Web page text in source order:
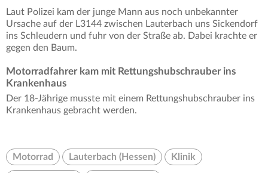
Laut Polizei kam der junge Mann aus noch unbekannter
Ursache auf der L3144 zwischen Lauterbach uns Sickendorf
ins Schleudern und fuhr von der Straße ab. Dabei krachte er
gegen den Baum.
Motorradfahrer kam mit Rettungshubschrauber ins
Krankenhaus
Der 18-Jährige musste mit einem Rettungshubschrauber ins
Krankenhaus gebracht werden.
Motorrad Lauterbach (Hessen) Klinik